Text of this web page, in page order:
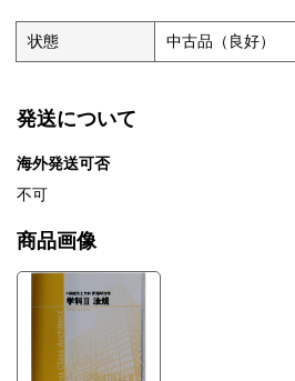
状態 中古品（良好）
発送について
海外発送可否
不可
商品画像